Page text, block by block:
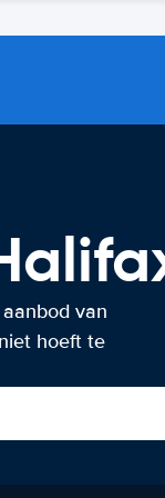
van
hoeft te